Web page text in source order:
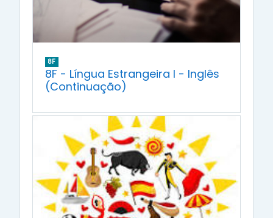
8F
8F - Língua Estrangeira I - Inglês
(Continuação)